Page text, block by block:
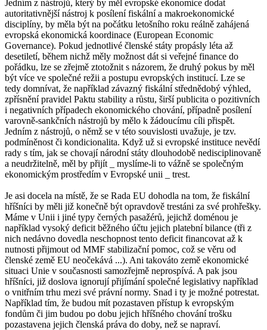
Jedním z nástrojů, který by měl evropské ekonomice dodat
autoritativnější nástroj k posílení fiskální a makroekonomické
disciplíny, by měla být na počátku letošního roku reálně zahájená
evropská ekonomická koordinace (European Economic
Governance). Pokud jednotlivé členské státy propásly léta až
desetiletí, během nichž měly možnost dát si veřejné finance do
pořádku, lze se zřejmě ztotožnit s názorem, že druhý pokus by měl
být více ve společné režii a postupu evropských institucí. Lze se
tedy domnívat, že například závazný fiskální střednědobý výhled,
zpřísnění pravidel Paktu stability a růstu, širší publicita o pozitivních
i negativních případech ekonomického chování, případně posílení
varovně-sankčních nástrojů by mělo k žádoucímu cíli přispět.
Jedním z nástrojů, o němž se v této souvislosti uvažuje, je tzv.
podmíněnost či kondicionalita. Když už si evropské instituce nevědí
rady s tím, jak se chovají národní státy dlouhodobě nedisciplinovaně
a neudržitelně, měl by přijít _ myslíme-li to vážně se společným
ekonomickým prostředím v Evropské unii _ trest.
Je asi docela na místě, že se Rada EU dohodla na tom, že fiskální
hříšníci by měli již konečně být opravdově trestáni za své prohřešky.
Máme v Unii i jiné typy černých pasažérů, jejichž doménou je
například vysoký deficit běžného účtu jejich platební bilance (tři z
nich nedávno dovedla neschopnost tento deficit financovat až k
nutnosti přijmout od MMF stabilizační pomoc, což se věru od
členské země EU neočekává ...). Ani takováto země ekonomické
situaci Unie v současnosti samozřejmě neprospívá. A pak jsou
hříšníci, již doslova ignorují přijímání společné legislativy například
o vnitřním trhu mezi své právní normy. Snad i ty je možné potrestat.
Například tím, že budou mít pozastaven přístup k evropským
fondům či jim budou po dobu jejich hříšného chování trošku
pozastavena jejich členská práva do doby, než se napraví.